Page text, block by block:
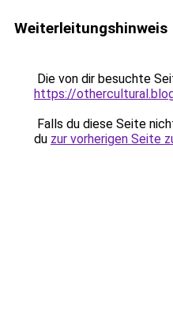
Weiterleitungshinweis
Die von dir besuchte
https://
Falls du diese Seite
du zur vorherigen Seite